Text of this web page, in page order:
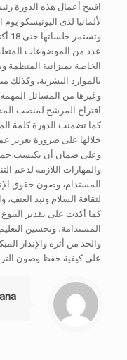
افتتح أعمال هذه الدورة
لألمانيا لدى اليونيسكو
عدد من الموضوعات
الخاصة بميزانية المنظمة
بالموارد البشرية، وكذلك
وغيرها من المسائل
اقتراح المرشح لمنصب
كما تضمنت الدورة كلمة
خلالها على ضرورة تعزيز
والمهارات اللازمة لدعم
المستدام، وصون حقوق
لثقافة السلام ونبذ العنف،
كما أكدت على تقدير التنوع
المستدامة، وتحسين
والحد من أثره والإنذار
على كيفية حفظ وصون